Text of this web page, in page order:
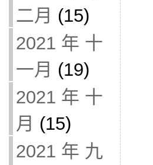
二月 (15)
2021 年 十
一月 (19)
2021 年 十
月 (15)
2021 年 九